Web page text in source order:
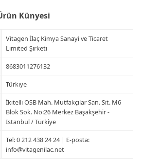
Künyesi
Vitagen İlaç Kimya Sanayi ve Ticaret
Limited Şirketi
8683011276132
Türkiye
İkitelli OSB Mah. Mutfakçılar San. Sit. M6
Blok Sok. No:26 Merkez Başakşehir -
İstanbul / Türkiye
Tel: 0 212 438 24 24 | E-posta:
info@vitagenilac.net